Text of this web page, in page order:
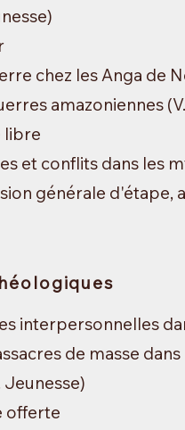
chez les Anga de
amazoniennes
libre
et conflits dans les
générale d'étape,
héologiques
interpersonnelles
de masse
Jeunesse)
offerte